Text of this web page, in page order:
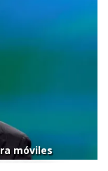
móviles